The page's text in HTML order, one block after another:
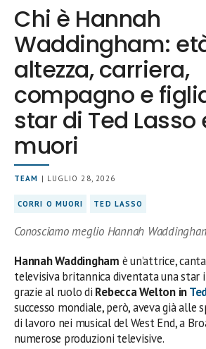
Chi è Hannah
Waddingham:
altezza, carriera,
compagno e
star di Ted Lasso
muori
TEAM | LUGLIO 28, 2026
CORRI O MUORI TED LASSO
Conosciamo meglio Hannah
Hannah Waddingham è un’attrice,
televisiva britannica diventata una star
grazie al ruolo di Rebecca Welton in
successo mondiale, però, aveva già alle
di lavoro nei musical del West End, a
numerose produzioni televisive.